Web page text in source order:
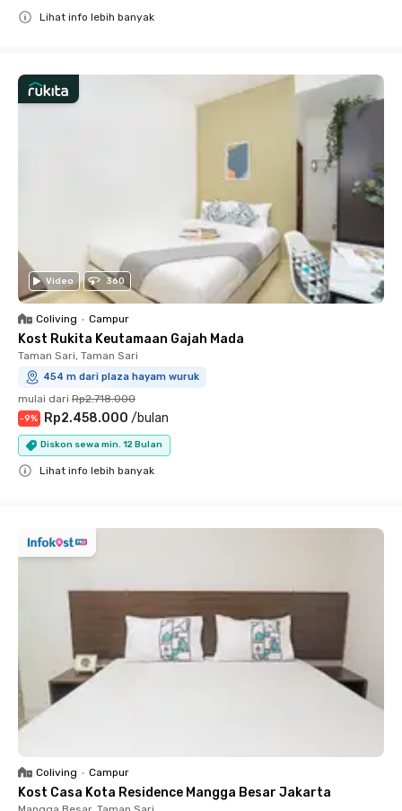
Lihat info lebih banyak
Video 360
Coliving • Campur
Kost Rukita Keutamaan Gajah Mada
Taman Sari, Taman Sari
454 m dari plaza hayam wuruk
mulai dari Rp2.718.000
-9% Rp2.458.000 /bulan
Diskon sewa min. 12 Bulan
Lihat info lebih banyak
Coliving • Campur
Kost Casa Kota Residence Mangga Besar Jakarta